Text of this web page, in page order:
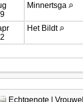
Minnertsga
Het Bildt
Echtgenote |